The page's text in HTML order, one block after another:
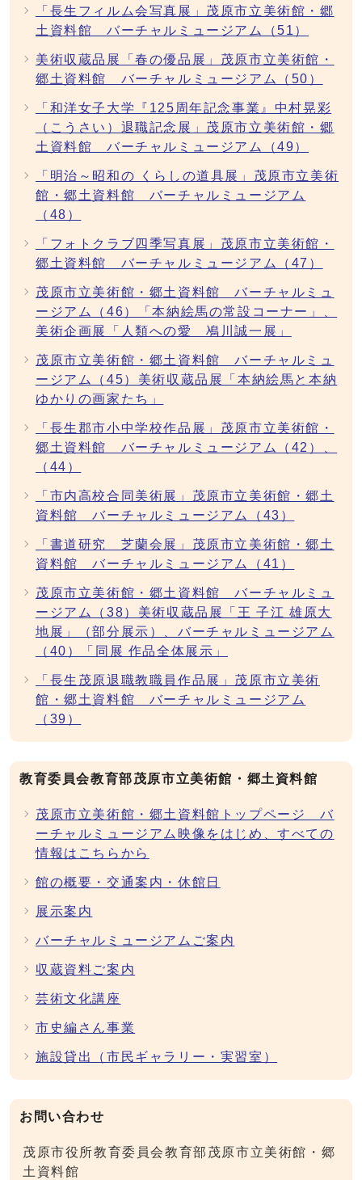
「長生フィルム会写真展」茂原市立美術館・郷
土資料館 バーチャルミュージアム（51）
美術収蔵品展「春の優品展」茂原市立美術館・
郷土資料館 バーチャルミュージアム（50）
「和洋女子大学『125周年記念事業』中村晃彩
（こうさい）退職記念展」茂原市立美術館・郷
土資料館 バーチャルミュージアム（49）
「明治～昭和の くらしの道具展」茂原市立美術
館・郷土資料館 バーチャルミュージアム
（48）
「フォトクラブ四季写真展」茂原市立美術館・
郷土資料館 バーチャルミュージアム（47）
茂原市立美術館・郷土資料館 バーチャルミュ
ージアム（46）「本納絵馬の常設コーナー」、
美術企画展「人類への愛 鳰川誠一展」
茂原市立美術館・郷土資料館 バーチャルミュ
ージアム（45）美術収蔵品展「本納絵馬と本納
ゆかりの画家たち」
「長生郡市小中学校作品展」茂原市立美術館・
郷土資料館 バーチャルミュージアム（42）、
（44）
「市内高校合同美術展」茂原市立美術館・郷土
資料館 バーチャルミュージアム（43）
「書道研究 芝蘭会展」茂原市立美術館・郷土
資料館 バーチャルミュージアム（41）
茂原市立美術館・郷土資料館 バーチャルミュ
ージアム（38）美術収蔵品展「王 子江 雄原大
地展」（部分展示）、バーチャルミュージアム
（40）「同展 作品全体展示」
「長生茂原退職教職員作品展」茂原市立美術
館・郷土資料館 バーチャルミュージアム
（39）
教育委員会教育部茂原市立美術館・郷土資料館
茂原市立美術館・郷土資料館トップページ バ
ーチャルミュージアム映像をはじめ、すべての
情報はこちらから
館の概要・交通案内・休館日
展示案内
バーチャルミュージアムご案内
収蔵資料ご案内
芸術文化講座
市史編さん事業
施設貸出（市民ギャラリー・実習室）
お問い合わせ
茂原市役所教育委員会教育部茂原市立美術館・郷
土資料館